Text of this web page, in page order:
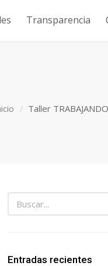
Transparencia
Taller
Entradas recientes